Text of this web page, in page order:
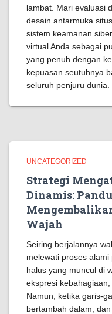
lambat. Mari evaluasi
desain antarmuka
sistem keamanan
virtual Anda sebagai
yang penuh dengan
kepuasan seutuhnya
seluruh penjuru dunia.
UNCATEGORIZED
Strategi
Dinamis:
Wajah
Seiring berjalannya
melewati proses
halus yang muncul di
ekspresi
Namun, ketika garis-
bertambah dalam,